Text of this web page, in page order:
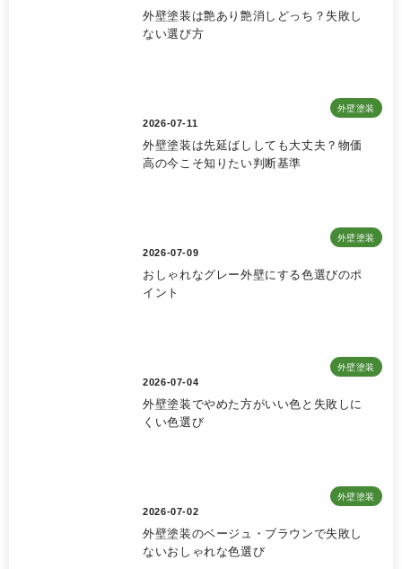
外壁塗装は艶あり艶消しどっち？失敗し
ない選び方
外壁塗装
2026-07-11
外壁塗装は先延ばししても大丈夫？物価
高の今こそ知りたい判断基準
外壁塗装
2026-07-09
おしゃれなグレー外壁にする色選びのポ
イント
外壁塗装
2026-07-04
外壁塗装でやめた方がいい色と失敗しに
くい色選び
外壁塗装
2026-07-02
外壁塗装のベージュ・ブラウンで失敗し
ないおしゃれな色選び